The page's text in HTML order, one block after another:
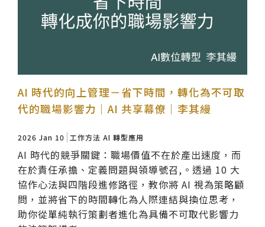
AI 時代的向上管理－省下時間，轉化為不可取
代的職場影響力｜AI 共享幕僚｜李其縵
2026 Jan 10 工作方法 AI 轉型應用
AI 時代的競爭關鍵：職場價值不在於產出速度，而
在於責任承擔、定義問題與領導號召,。透過 10 大
協作心法與四階段進修路徑，教你將 AI 視為策略顧
問，並將省下的時間轉化為人際連結與換位思考，
助你從單純執行策劃者進化為具備不可取代影響力